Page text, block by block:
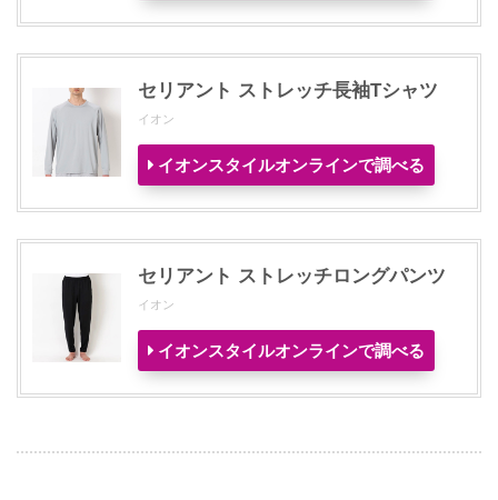
セリアント ストレッチ長袖Tシャツ
イオン
イオンスタイルオンラインで調べる
セリアント ストレッチロングパンツ
イオン
イオンスタイルオンラインで調べる